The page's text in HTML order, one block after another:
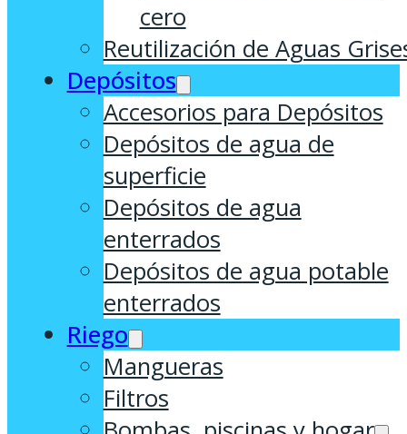
cero
Reutilización de Aguas
Depósitos
Accesorios para Depósitos
Depósitos de agua de
superficie
Depósitos de agua
enterrados
Depósitos de agua potable
enterrados
Riego
Mangueras
Filtros